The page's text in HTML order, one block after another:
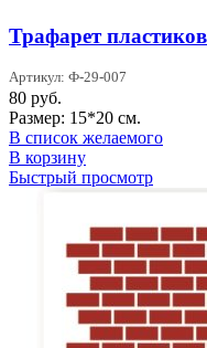
Трафарет
Артикул: Ф-29-007
80 руб.
Размер: 15*20 см.
В список желаемого
В корзину
Быстрый просмотр